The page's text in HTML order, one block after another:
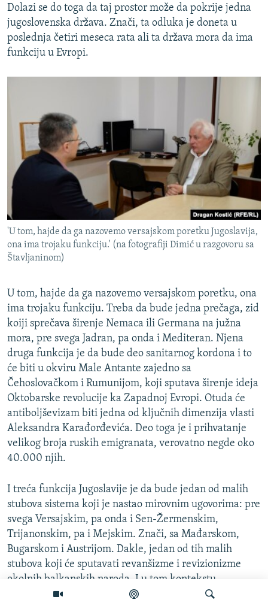
Dolazi se do toga da taj prostor može da pokrije jedna
jugoslovenska država. Znači, ta odluka je doneta u
poslednja četiri meseca rata ali ta država mora da ima
funkciju u Evropi.
'U tom, hajde da ga nazovemo versajskom poretku Jugoslavija,
ona ima trojaku funkciju.' (na fotografiji Dimić u razgovoru sa
Štavljaninom)
U tom, hajde da ga nazovemo versajskom poretku, ona
ima trojaku funkciju. Treba da bude jedna prečaga, zid
koiji sprečava širenje Nemaca ili Germana na južna
mora, pre svega Jadran, pa onda i Mediteran. Njena
druga funkcija je da bude deo sanitarnog kordona i to
će biti u okviru Male Antante zajedno sa
Čehoslovačkom i Rumunijom, koji sputava širenje ideja
Oktobarske revolucije ka Zapadnoj Evropi. Otuda će
antiboljševizam biti jedna od ključnih dimenzija vlasti
Aleksandra Karađorđevića. Deo toga je i prihvatanje
velikog broja ruskih emigranata, verovatno negde oko
40.000 njih.
I treća funkcija Jugoslavije je da bude jedan od malih
stubova sistema koji je nastao mirovnim ugovorima: pre
svega Versajskim, pa onda i Sen-Žermenskim,
Trijanonskim, pa i Mejskim. Znači, sa Mađarskom,
Bugarskom i Austrijom. Dakle, jedan od tih malih
stubova koji će sputavati revanšizme i revizionizme
okolnih balkanskih naroda. I u tom kontekstu
Jugoslavija dobija na svojim granicama neprijateljski